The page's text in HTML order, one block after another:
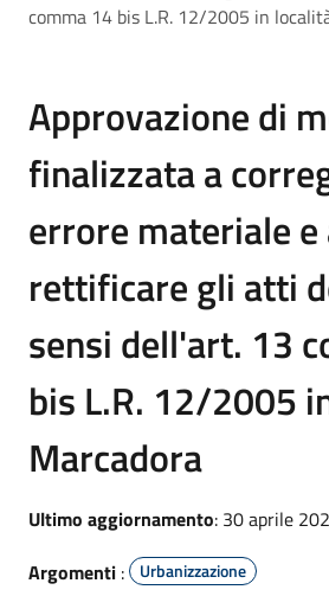
comma 14 bis L.R. 12/2005 in
Approvazione di
finalizzata a
errore materiale e
rettificare gli atti
sensi dell'art. 13
bis L.R. 12/2005
Marcadora
Ultimo aggiornamento: 30 aprile
Argomenti : Urbanizzazione